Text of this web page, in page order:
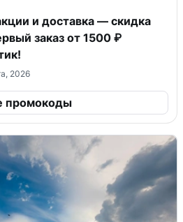
и доставка — скидка
заказ от 1500 ₽
2026
промокоды